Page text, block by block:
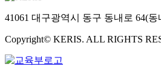
41061 대구광역시 동구 동내로 64(동
Copyright© KERIS. ALL RIGHTS